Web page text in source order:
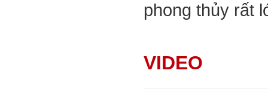
phong thủy rất
VIDEO